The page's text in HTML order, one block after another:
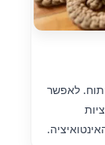
לאפשר